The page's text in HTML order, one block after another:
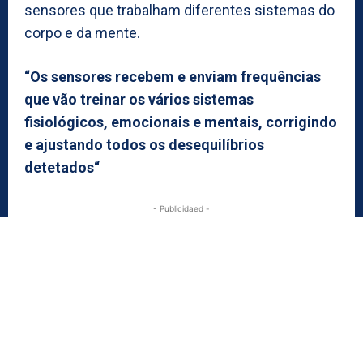
sensores que trabalham diferentes sistemas do
corpo e da mente.
“Os sensores recebem e enviam frequências
que vão treinar os vários sistemas
fisiológicos, emocionais e mentais, corrigindo
e ajustando todos os desequilíbrios
detetados“
- Publicidaed -